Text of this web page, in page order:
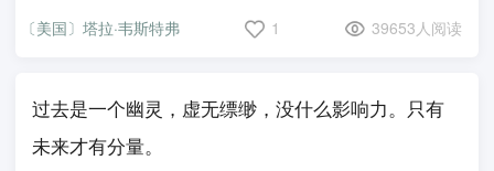
〔美国〕塔拉·韦斯特弗 1 39653人阅读
过去是一个幽灵，虚无缥缈，没什么影响力。只有
未来才有分量。